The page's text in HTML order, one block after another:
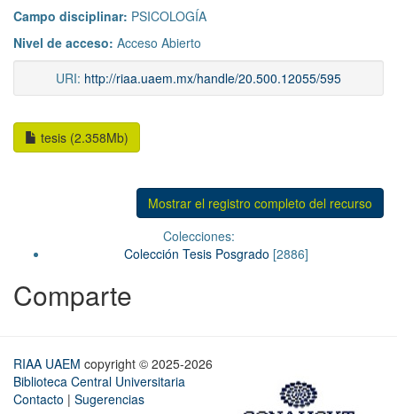
Campo disciplinar: PSICOLOGÍA
Nivel de acceso: Acceso Abierto
URI: http://riaa.uaem.mx/handle/20.500.12055/595
tesis (2.358Mb)
Mostrar el registro completo del recurso
Colecciones:
Colección Tesis Posgrado [2886]
Comparte
RIAA UAEM copyright © 2025-2026
Biblioteca Central Universitaria
Contacto | Sugerencias